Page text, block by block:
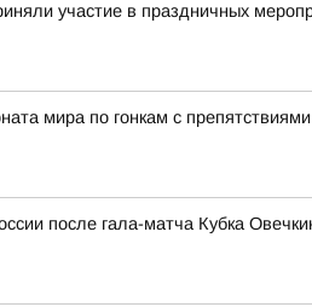
участие в праздничных
мира по гонкам с препятствиями
после гала-матча Кубка